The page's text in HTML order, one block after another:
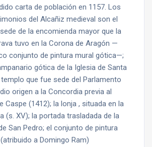
carta de población en 1157. Los
del Alcañiz medieval son el
de la encomienda mayor que la
tuvo en la Corona de Aragón —
conjunto de pintura mural gótica—;
gótica de la Iglesia de Santa
que fue sede del Parlamento
origen a la Concordia previa al
Caspe (1412); la lonja , situada en la
(s. XV); la portada trasladada de la
San Pedro; el conjunto de pintura
a Domingo Ram)